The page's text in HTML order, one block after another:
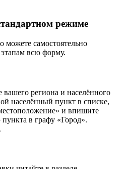
режиме
можете самостоятельно
всю форму.
региона и населённого
населённый пункт в списке,
и впишите
пункта в графу «Город».